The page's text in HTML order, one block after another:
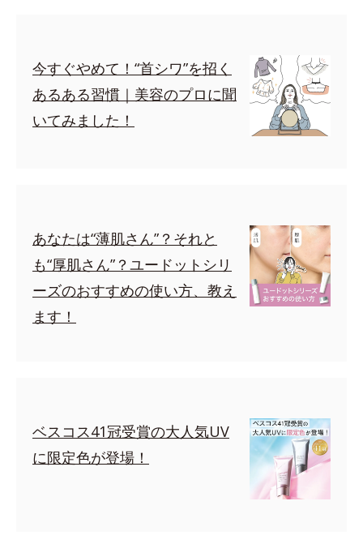
今すぐやめて！“首シワ”を招く
あるある習慣｜美容のプロに聞
いてみました！
あなたは“薄肌さん”？それと
も“厚肌さん”？ユードットシリ
ーズのおすすめの使い方、教え
ます！
ベスコス41冠受賞の大人気UV
に限定色が登場！